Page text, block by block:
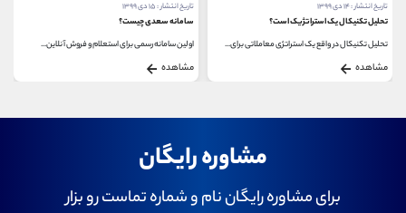
تاریخ انتشار : ۱۵ دی ۱۳۹۹
سامانه سعدی چیست؟
اولین سامانه رسمی برای استعلام و فروش آنلاین...
مشاهده
تاریخ انتشار : ۱۴ دی ۱۳۹۹
بهترین عرضه اولیه ها
بهترین بازدهی عرضه اولیه ها از ابتدای باز شدن...
مشاهده
مشاوره رایگان
برای مشاوره رایگان نام و شماره تماست رو بزار